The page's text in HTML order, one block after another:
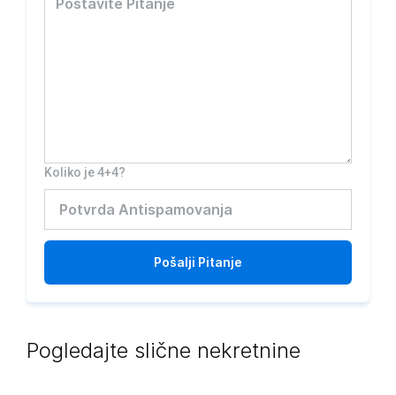
Koliko je 4+4?
Pošalji Pitanje
Pogledajte slične nekretnine